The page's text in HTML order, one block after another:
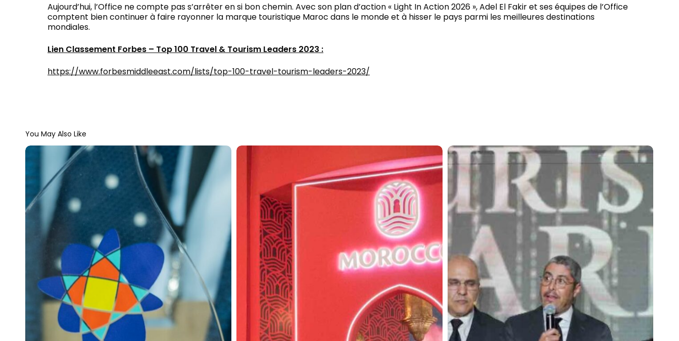
Aujourd’hui, l’Office ne compte pas s’arrêter en si bon chemin. Avec son plan d’action « Light In Action 2026 », Adel El Fakir et ses équipes de l’Office
comptent bien continuer à faire rayonner la marque touristique Maroc dans le monde et à hisser le pays parmi les meilleures destinations
mondiales.
Lien Classement Forbes – Top 100 Travel & Tourism Leaders 2023 :
https://www.forbesmiddleeast.com/lists/top-100-travel-tourism-leaders-2023/
You May Also Like